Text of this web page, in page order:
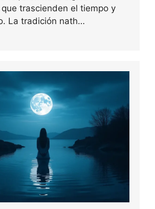
trascienden el tiempo y
La tradición nath…